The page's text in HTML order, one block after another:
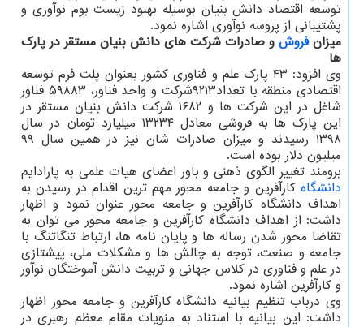
توسعه اقتصاد دانش بنیان بوسیله بهبود زیست بوم نوآوری و
پشتیبانی از پروسه نوآوری اشاره نمود.
میزانفروش و صادرات شرکت های دانش بنیان مستقر در پارک
ها
وی افزود: ۴۳ پارک علم و فناوری کشور بعنوان پلت فرم توسعه
اقتصادی منطقه با تعداد۹۲۱۳شرکت و واحد فناور، ۵۹۸۸۳ فناور
شاغل در این شرکت ها و ۱۶۸۲ شرکت‏ دانش ‏بنیان مستقر در
این پارک ها به فروشی معادل ۱۳۲۳۴ میلیارد تومان در سال
۱۳۹۸ رسیدند و میزان صادرات شان نیز در همین سال ۹۹
میلیون دلار بوده است.
برومند تغییر الگوی ذهنی و باور اعضای هیات علمی به پارادایم
دانشگاه کارآفرین و جامعه محور مهم ترین اقدام در رسیدن به
اهداف دانشگاه کارآفرین و جامعه محور عنوان نمود و اظهار
داشت: از اهداف دانشگاه کارآفرین و جامعه محور می توان به
تقاضا محور شدن رساله ها و پایان نامه ها، ارتباط تنگاتنگ با
جامعه و صنعت، توجه به چالش ها و مشکلات ملی، پیشتازی
در علم و فناوری در کلاس جهانی و تربیت دانش آموختگان نوآور
و کارآفرین اشاره نمود.
وی درباب تنظیم بیانیه دانشگاه کارآفرین و جامعه محور اظهار
داشت: این بیانیه با استناد به منویات مقام معظم رهبری در